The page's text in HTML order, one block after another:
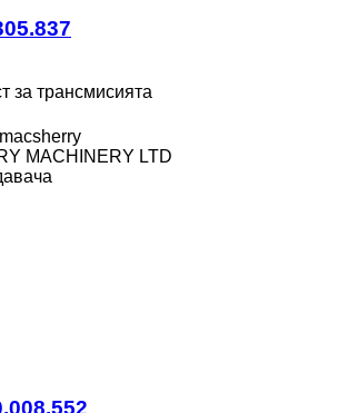
за трансмисията
MACHINERY LTD